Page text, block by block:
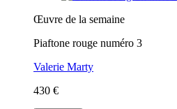
Œuvre de la semaine
Piaftone rouge numéro 3
Valerie Marty
430 €